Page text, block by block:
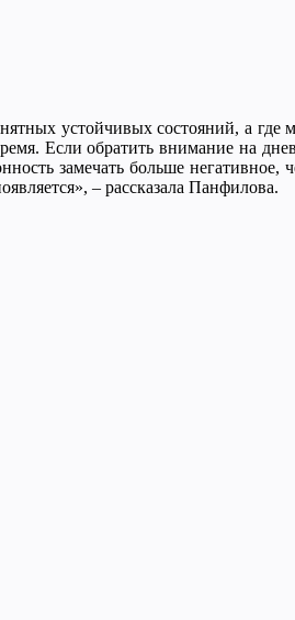
устойчивых состояний, а где
Если обратить внимание на
замечать больше
– рассказала Панфилова.